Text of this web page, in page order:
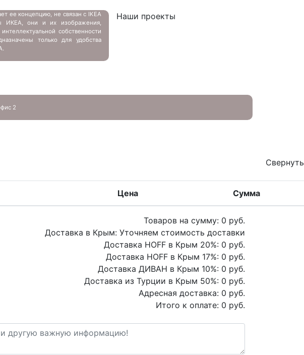
ее концепцию, не связан с IKEA
ИКЕА, они и их изображения,
собственности
только для удобства
Наши проекты
2
Свернуть
Цена Сумма
Товаров на сумму: 0 руб.
Доставка в Крым: Уточняем стоимость доставки
Доставка HOFF в Крым 20%: 0 руб.
Доставка HOFF в Крым 17%: 0 руб.
Доставка ДИВАН в Крым 10%: 0 руб.
Доставка из Турции в Крым 50%: 0 руб.
Адресная доставка: 0 руб.
Итого к оплате: 0 руб.